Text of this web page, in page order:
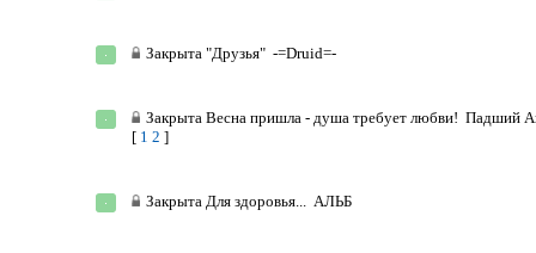
Закрыта"Друзья" -=Druid=-
ЗакрытаВесна пришла - душа требует любви! Падший
[ 1 2 ]
ЗакрытаДля здоровья... АЛЬБ